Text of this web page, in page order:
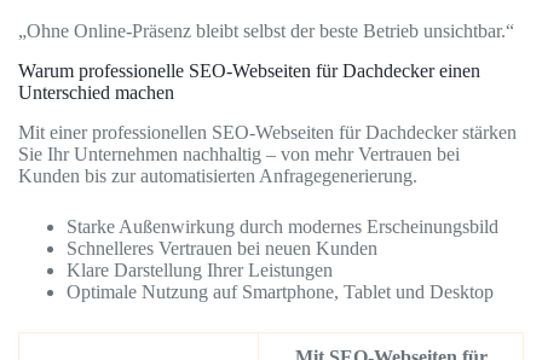
„Ohne Online-Präsenz bleibt selbst der beste Betrieb unsichtbar.“
Warum professionelle SEO-Webseiten für Dachdecker einen
Unterschied machen
Mit einer professionellen SEO-Webseiten für Dachdecker stärken
Sie Ihr Unternehmen nachhaltig – von mehr Vertrauen bei
Kunden bis zur automatisierten Anfragegenerierung.
Starke Außenwirkung durch modernes Erscheinungsbild
Schnelleres Vertrauen bei neuen Kunden
Klare Darstellung Ihrer Leistungen
Optimale Nutzung auf Smartphone, Tablet und Desktop